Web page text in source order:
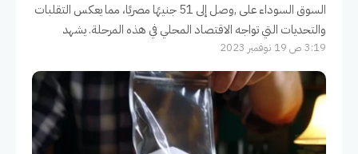
السوق السوداء على ,وصل إلى 51 جنيهًا مصريًا، مما يعكس التقلبات
والتحديات التي تواجه الاقتصاد المحلي في هذه المرحلة. يشهد
3:19 ص 19 نوفمبر 2023